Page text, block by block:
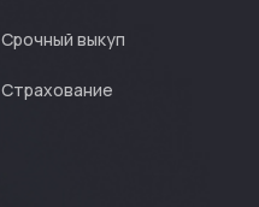
Срочный выкуп
Страхование